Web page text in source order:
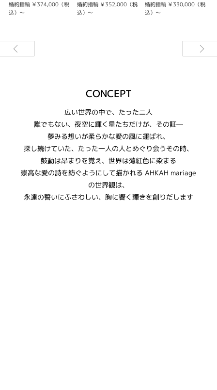
婚約指輪 ￥374,000（税
込）～
婚約指輪 ￥352,000（税
込）～
婚約指輪 ￥330,000（税
込）～
CONCEPT
広い世界の中で、たった二人
誰でもない、夜空に輝く星たちだけが、その証―
夢みる想いが柔らかな愛の風に運ばれ、
探し続けていた、たった一人の人とめぐり会うその時、
鼓動は昂まりを覚え、世界は薄紅色に染まる
崇高な愛の詩を紡ぐようにして描かれる AHKAH mariage
の世界観は、
永遠の誓いにふさわしい、胸に響く輝きを創りだします